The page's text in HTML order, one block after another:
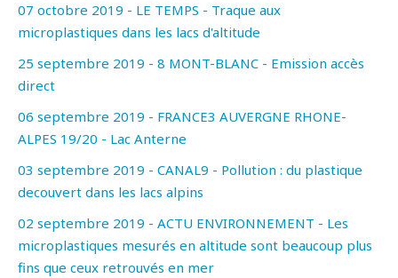
07 octobre 2019 - LE TEMPS - Traque aux
microplastiques dans les lacs d'altitude
25 septembre 2019 - 8 MONT-BLANC - Emission accès
direct
06 septembre 2019 - FRANCE3 AUVERGNE RHONE-
ALPES 19/20 - Lac Anterne
03 septembre 2019 - CANAL9 - Pollution : du plastique
decouvert dans les lacs alpins
02 septembre 2019 - ACTU ENVIRONNEMENT - Les
microplastiques mesurés en altitude sont beaucoup plus
fins que ceux retrouvés en mer